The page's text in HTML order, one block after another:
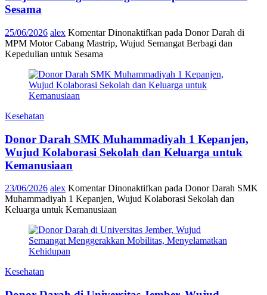
Sesama
25/06/2026 alex Komentar Dinonaktifkan pada Donor Darah di
MPM Motor Cabang Mastrip, Wujud Semangat Berbagi dan
Kepedulian untuk Sesama
Kesehatan
Donor Darah SMK Muhammadiyah 1 Kepanjen,
Wujud Kolaborasi Sekolah dan Keluarga untuk
Kemanusiaan
23/06/2026 alex Komentar Dinonaktifkan pada Donor Darah SMK
Muhammadiyah 1 Kepanjen, Wujud Kolaborasi Sekolah dan
Keluarga untuk Kemanusiaan
Kesehatan